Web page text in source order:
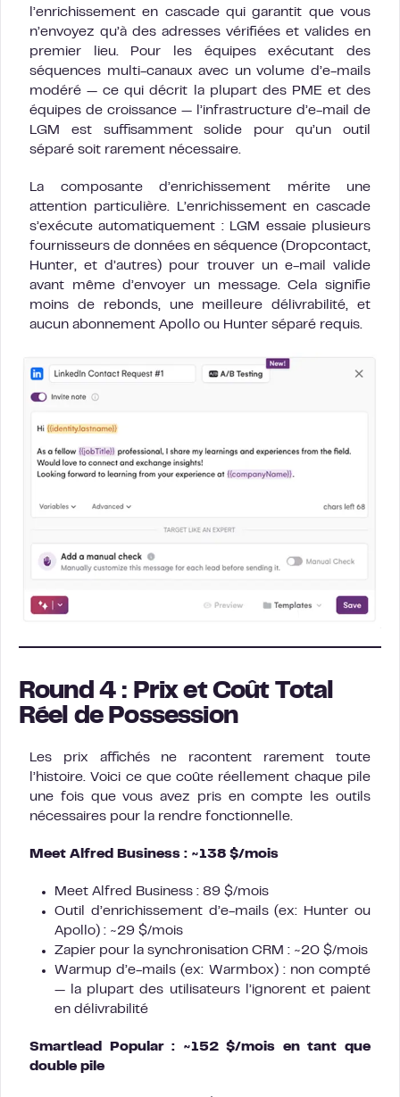
l’enrichissement en cascade qui garantit que vous
n’envoyez qu’à des adresses vérifiées et valides en
premier lieu. Pour les équipes exécutant des
séquences multi-canaux avec un volume d’e-mails
modéré — ce qui décrit la plupart des PME et des
équipes de croissance — l’infrastructure d’e-mail de
LGM est suffisamment solide pour qu’un outil
séparé soit rarement nécessaire.
La composante d’enrichissement mérite une
attention particulière. L’enrichissement en cascade
s’exécute automatiquement : LGM essaie plusieurs
fournisseurs de données en séquence (Dropcontact,
Hunter, et d’autres) pour trouver un e-mail valide
avant même d’envoyer un message. Cela signifie
moins de rebonds, une meilleure délivrabilité, et
aucun abonnement Apollo ou Hunter séparé requis.
Round 4 : Prix et Coût Total
Réel de Possession
Les prix affichés ne racontent rarement toute
l’histoire. Voici ce que coûte réellement chaque pile
une fois que vous avez pris en compte les outils
nécessaires pour la rendre fonctionnelle.
Meet Alfred Business : ~138 $/mois
Meet Alfred Business : 89 $/mois
Outil d’enrichissement d’e-mails (ex: Hunter ou
Apollo) : ~29 $/mois
Zapier pour la synchronisation CRM : ~20 $/mois
Warmup d’e-mails (ex: Warmbox) : non compté
— la plupart des utilisateurs l’ignorent et paient
en délivrabilité
Smartlead Popular : ~152 $/mois en tant que
double pile